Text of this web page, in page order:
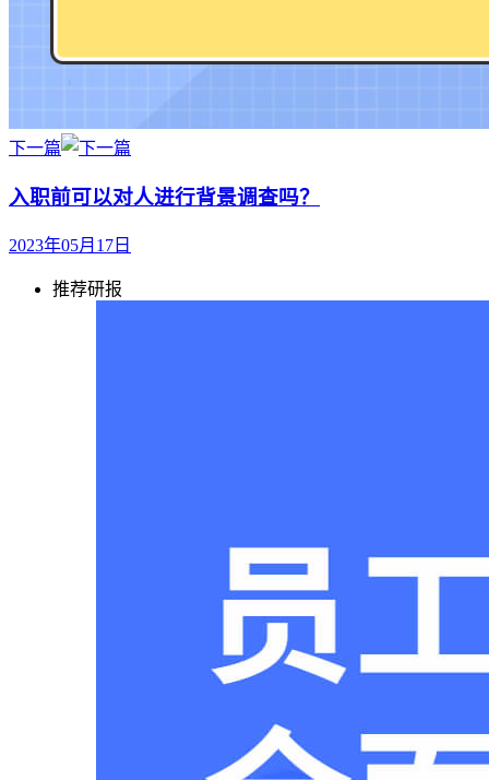
下一篇
入职前可以对人进行背景调查吗？
2023年05月17日
推荐研报